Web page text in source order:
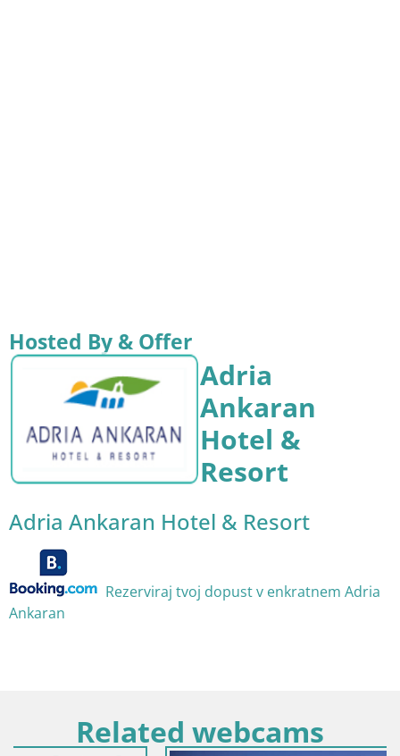
Hosted By & Offer
Adria
Ankaran
Hotel &
Resort
Adria Ankaran Hotel & Resort
Rezerviraj tvoj dopust v enkratnem Adria
Ankaran
Related webcams